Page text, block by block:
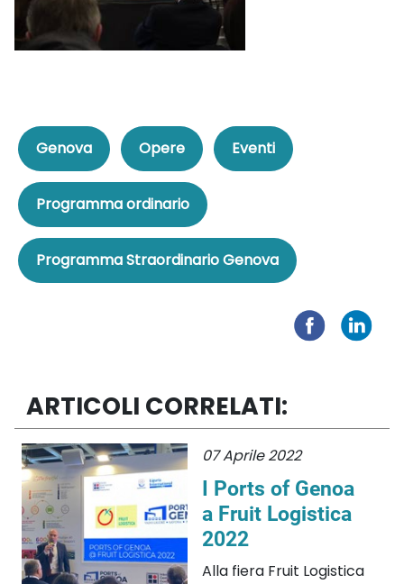
Genova Opere Eventi
Programma ordinario
Programma Straordinario Genova
ARTICOLI CORRELATI:
07 Aprile 2022
I Ports of Genoa
a Fruit Logistica
2022
Alla fiera Fruit Logistica